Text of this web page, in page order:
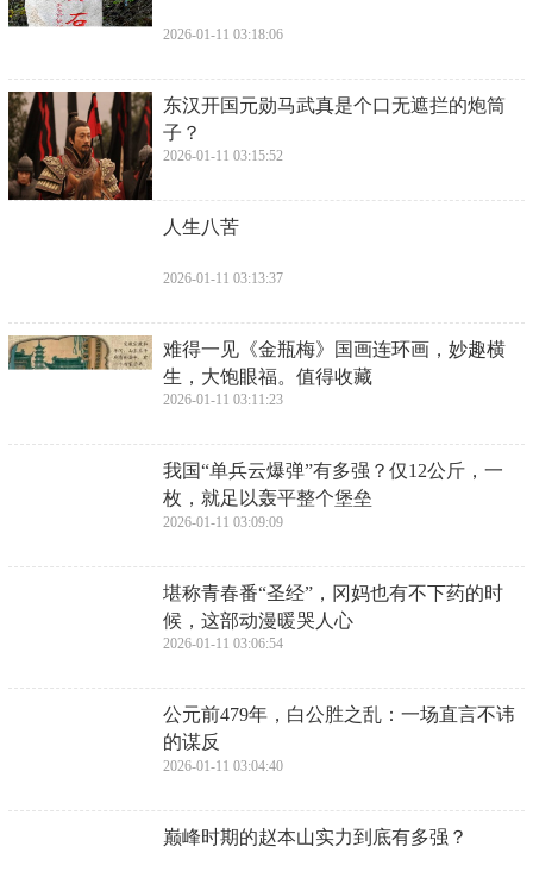
2026-01-11 03:18:06
​东汉开国元勋马武真是个口无遮拦的炮筒
子？
2026-01-11 03:15:52
​人生八苦
2026-01-11 03:13:37
​难得一见《金瓶梅》国画连环画，妙趣横
生，大饱眼福。值得收藏
2026-01-11 03:11:23
​我国“单兵云爆弹”有多强？仅12公斤，一
枚，就足以轰平整个堡垒
2026-01-11 03:09:09
​堪称青春番“圣经”，冈妈也有不下药的时
候，这部动漫暖哭人心
2026-01-11 03:06:54
​公元前479年，白公胜之乱：一场直言不讳
的谋反
2026-01-11 03:04:40
​巅峰时期的赵本山实力到底有多强？